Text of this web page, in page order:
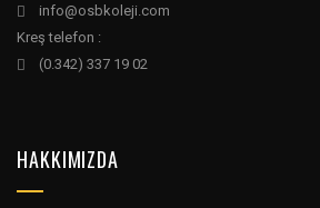
info@osbkoleji.com
Kreş telefon :
(0.342) 337 19 02
HAKKIMIZDA